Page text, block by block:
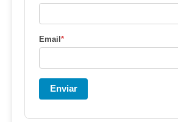
Email*
Enviar